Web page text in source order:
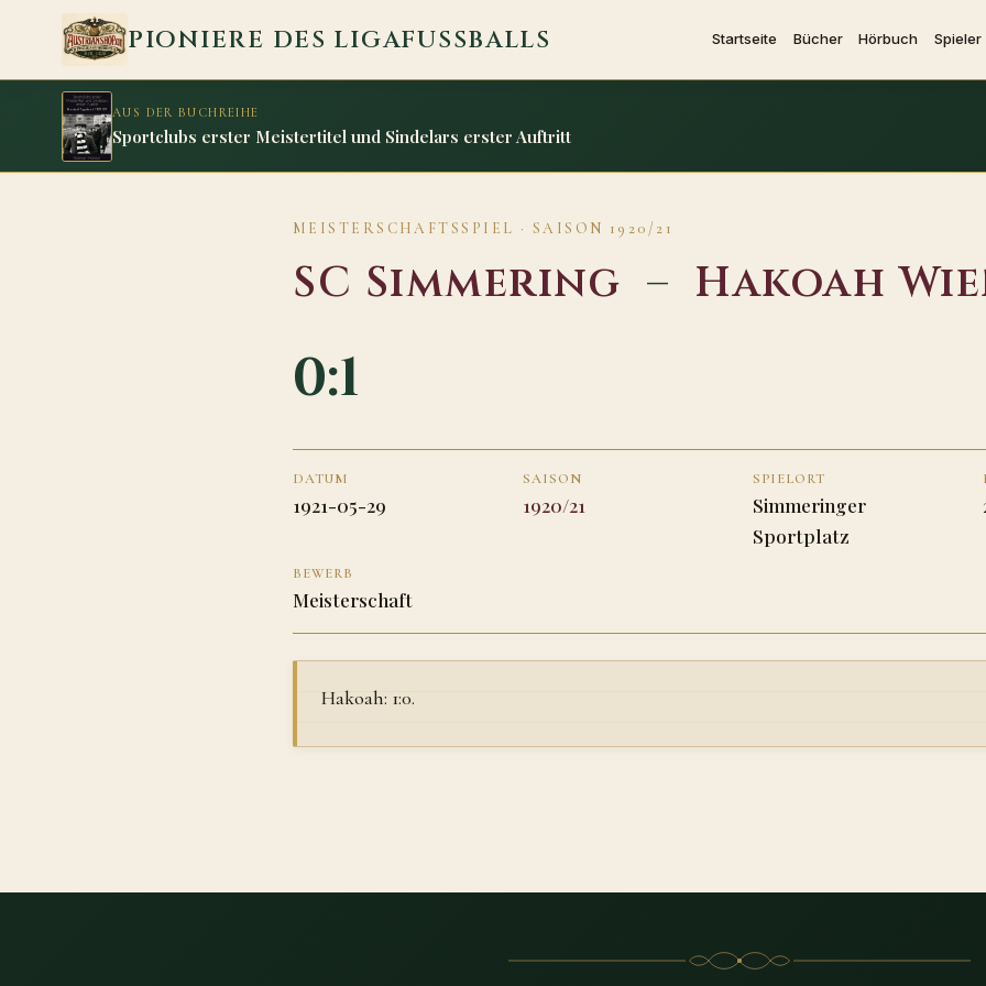
Zum Inhalt springen
PIONIERE DES LIGAFUSSBALLS Startseite Bücher Hörbuch Spieler
AUS DER BUCHREIHE
Sportclubs erster Meistertitel und Sindelars erster Auftritt
MEISTERSCHAFTSSPIEL · SAISON 1920/21
SC Simmering – Hakoah
0:1
DATUM
1921-05-29
SAISON
1920/21
SPIELORT
Simmeringer
Sportplatz
BEWERB
Meisterschaft
Hakoah: 1:0.